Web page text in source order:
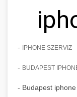
- IPHONE SZERVIZ
- BUDAPEST
- Budapest